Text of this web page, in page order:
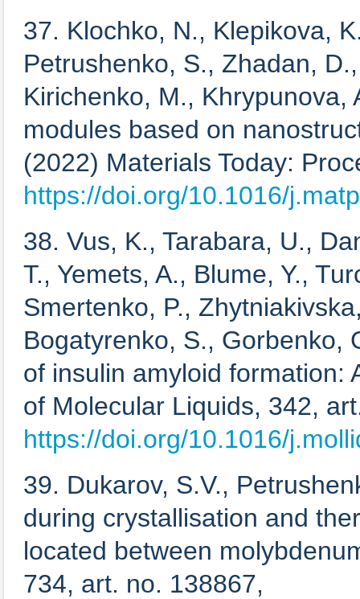
37. Klochko, N., Klepikova,
Petrushenko, S., Zhadan,
Kirichenko, M.,
modules based on
(2022) Materials Today:
https://doi.org/10.1016/
38. Vus, K., Tarabara, U.,
T., Yemets, A., Blume, Y.,
Smertenko, P.,
Bogatyrenko, S., Gorbenko,
of insulin amyloid formation:
of Molecular Liquids, 342,
https://doi.org/10.1016/
39. Dukarov, S.V.,
during crystallisation and
located between
734, art. no. 138867,